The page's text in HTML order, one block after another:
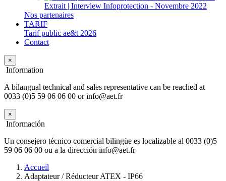
Extrait | Interview Infoprotection - Novembre 2022
Nos partenaires
TARIF
Tarif public ae&t 2026
Contact
×
Information
A bilangual technical and sales representative can be reached at
0033 (0)5 59 06 06 00 or info@aet.fr
×
Información
Un consejero técnico comercial bilingüe es localizable al 0033 (0)5
59 06 06 00 ou a la dirección info@aet.fr
Accueil
Adaptateur / Réducteur ATEX - IP66